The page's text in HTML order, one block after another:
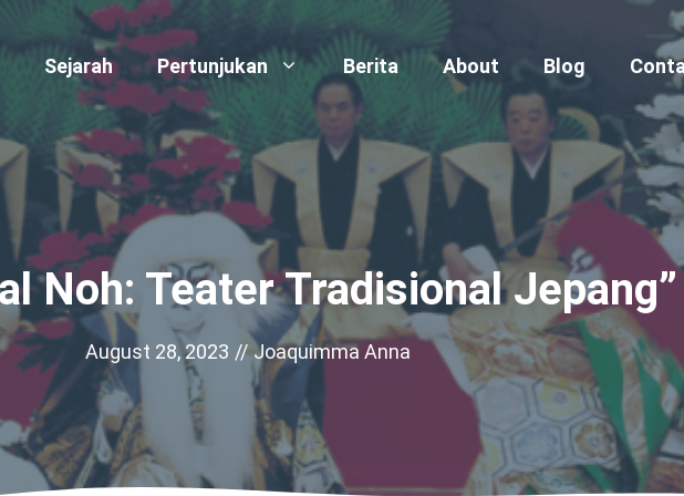
Sejarah Pertunjukan Berita About Blog
Noh: Teater Tradisional Jepang”
August 28, 2023 // Joaquimma Anna